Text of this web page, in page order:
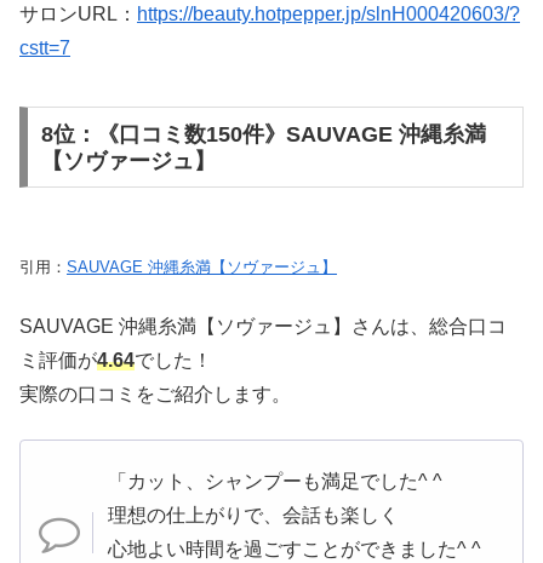
サロンURL： https://beauty.hotpepper.jp/slnH000420603/?
cstt=7
8位：《口コミ数150件》SAUVAGE 沖縄糸満
【ソヴァージュ】
引用： SAUVAGE 沖縄糸満【ソヴァージュ】
SAUVAGE 沖縄糸満【ソヴァージュ】さんは、総合口コ
ミ評価が4.64でした！
実際の口コミをご紹介します。
「カット、シャンプーも満足でした^ ^
理想の仕上がりで、会話も楽しく
心地よい時間を過ごすことができました^ ^